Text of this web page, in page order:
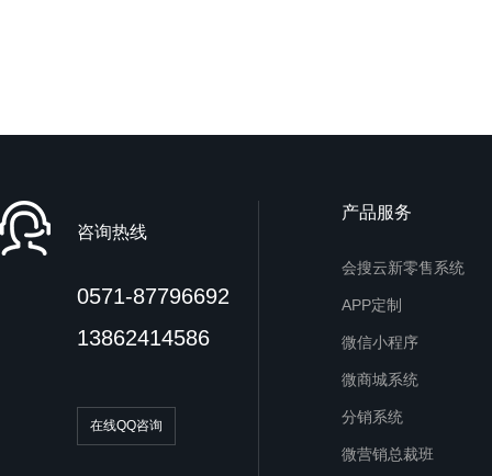
咨询热线
0571-87796692
13862414586
在线QQ咨询
产品服务
会搜云新零售系统
APP定制
微信小程序
微商城系统
分销系统
微营销总裁班